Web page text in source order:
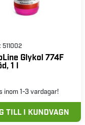
511002
Glykol 774F
1 l
inom 1-3 vardagar!
TILL I KUNDVAGN